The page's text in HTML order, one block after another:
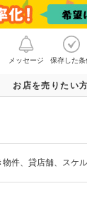
メッセージ 保存した条
お店を売りたい
件、貸店舗、スケ